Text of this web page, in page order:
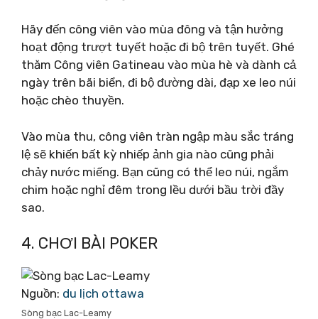
Hãy đến công viên vào mùa đông và tận hưởng
hoạt động trượt tuyết hoặc đi bộ trên tuyết. Ghé
thăm Công viên Gatineau vào mùa hè và dành cả
ngày trên bãi biển, đi bộ đường dài, đạp xe leo núi
hoặc chèo thuyền.
Vào mùa thu, công viên tràn ngập màu sắc tráng
lệ sẽ khiến bất kỳ nhiếp ảnh gia nào cũng phải
chảy nước miếng. Bạn cũng có thể leo núi, ngắm
chim hoặc nghỉ đêm trong lều dưới bầu trời đầy
sao.
4. CHƠI BÀI POKER
Nguồn: du lịch ottawa
Sòng bạc Lac-Leamy